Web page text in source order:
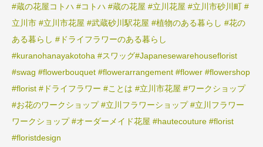
#蔵の花屋コトハ #コトハ #蔵の花屋 #立川花屋 #立川市砂川町 #
立川市 #立川市花屋 #武蔵砂川駅花屋 #植物のある暮らし #花の
ある暮らし #ドライフラワーのある暮らし
#kuranohanayakotoha #スワッグ#Japanesewarehouseflorist
#swag #flowerbouquet #flowerarrangement #flower #flowershop
#florist #ドライフラワー #ことは #立川市花屋 #ワークショップ
#お花のワークショップ #立川フラワーショップ #立川フラワー
ワークショップ #オーダーメイド花屋 #hautecouture #florist
#floristdesign